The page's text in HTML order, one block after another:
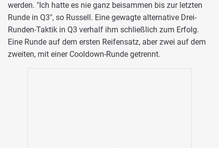
werden. "Ich hatte es nie ganz beisammen bis zur letzten
Runde in Q3", so Russell. Eine gewagte alternative Drei-
Runden-Taktik in Q3 verhalf ihm schließlich zum Erfolg.
Eine Runde auf dem ersten Reifensatz, aber zwei auf dem
zweiten, mit einer Cooldown-Runde getrennt.